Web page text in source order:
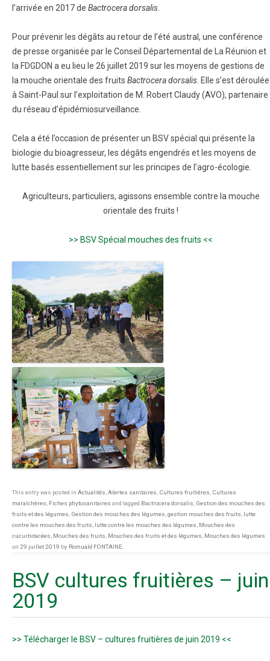
l’arrivée en 2017 de Bactrocera dorsalis
Pour prévenir les dégâts au retour de l’été austral, une conférence
de presse organisée par le Conseil Départemental de La Réunion et
la FDGDON a eu lieu le 26 juillet 2019 sur les moyens de gestions de
la mouche orientale des fruits Bactrocera dorsalis . Elle s’est déroulée
à Saint-Paul sur l’exploitation de M. Robert Claudy (AVO), partenaire
du réseau d’épidémiosurveillance.
Cela a été l’occasion de présenter un BSV spécial qui présente la
biologie du bioagresseur, les dégâts engendrés et les moyens de
lutte basés essentiellement sur les principes de l’agro-écologie.
Agriculteurs, particuliers, agissons ensemble contre la mouche
orientale des fruits !
>> BSV Spécial mouches des fruits <<
This entry was posted in Actualités,Alertes sanitaires, Cultures fruitières, Cultures
maraîchères, Fiches phytosanitaires and tagged Bactrocera dorsalis, Gestion des mouches des
fruits et des légumes, Gestion des mouches des légumes,gestion mouches des fruits, lutte
contre les mouches des fruits, lutte contre les mouches des légumes, Mouches des
cucurbitacées, Mouches des fruits, Mouches des fruits et des légumes, Mouches des légumes
on 29 juillet 2019 by Romuald FONTAINE.
BSV cultures fruitières – juin
2019
>> Télécharger le BSV – cultures fruitières de juin 2019 <<